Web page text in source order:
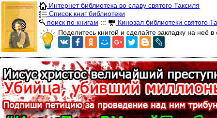
Интернет библиотека во славу святого Таксиля
Список книг библиотеки
поиск по книгам :::
Кинозал библиотеки святого
Поделитесь книгой и сделайте закладку на неё